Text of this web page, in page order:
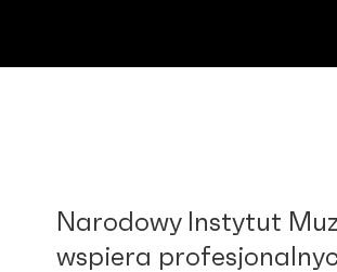
Narodowy Instytut
wspiera